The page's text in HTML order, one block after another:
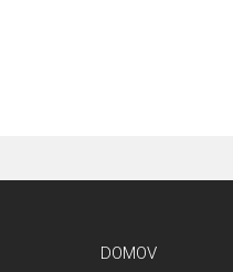
DOMOV